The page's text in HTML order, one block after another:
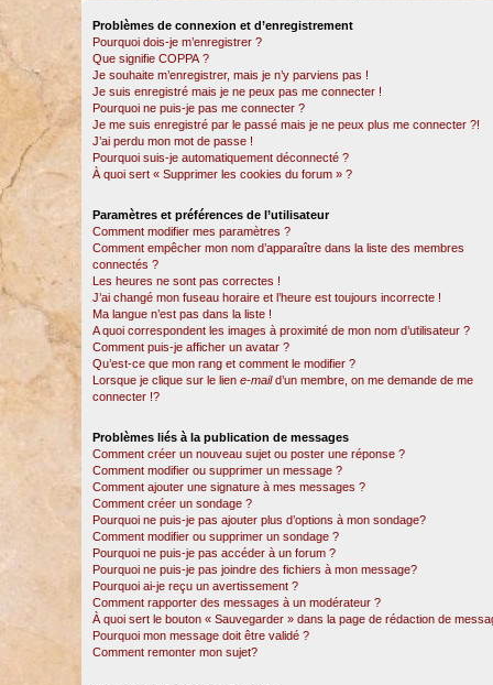
Problèmes de connexion et d’enregistrement
Pourquoi dois-je m’enregistrer ?
Que signifie COPPA ?
Je souhaite m’enregistrer, mais je n’y parviens pas !
Je suis enregistré mais je ne peux pas me connecter !
Pourquoi ne puis-je pas me connecter ?
Je me suis enregistré par le passé mais je ne peux plus me connecter ?!
J’ai perdu mon mot de passe !
Pourquoi suis-je automatiquement déconnecté ?
À quoi sert « Supprimer les cookies du forum » ?
Paramètres et préférences de l’utilisateur
Comment modifier mes paramètres ?
Comment empêcher mon nom d’apparaître dans la liste des membres
connectés ?
Les heures ne sont pas correctes !
J’ai changé mon fuseau horaire et l’heure est toujours incorrecte !
Ma langue n’est pas dans la liste !
A quoi correspondent les images à proximité de mon nom d’utilisateur ?
Comment puis-je afficher un avatar ?
Qu’est-ce que mon rang et comment le modifier ?
Lorsque je clique sur le lien e-maild’un membre, on me demande de me
connecter !?
Problèmes liés à la publication de messages
Comment créer un nouveau sujet ou poster une réponse ?
Comment modifier ou supprimer un message ?
Comment ajouter une signature à mes messages ?
Comment créer un sondage ?
Pourquoi ne puis-je pas ajouter plus d’options à mon sondage?
Comment modifier ou supprimer un sondage ?
Pourquoi ne puis-je pas accéder à un forum ?
Pourquoi ne puis-je pas joindre des fichiers à mon message?
Pourquoi ai-je reçu un avertissement ?
Comment rapporter des messages à un modérateur ?
À quoi sert le bouton « Sauvegarder » dans la page de rédaction de
Pourquoi mon message doit être validé ?
Comment remonter mon sujet?